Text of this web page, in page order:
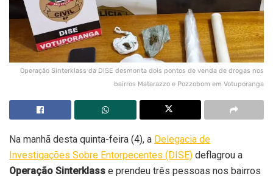
Operação Sinterklass da DISE desmonta dois pontos de venda de drogas nos
bairros Matarazzo e Pozzobom em Votuporanga
Na manhã desta quinta-feira (4), a Delegacia de
Investigações Sobre Entorpecentes (DISE) deflagrou a
Operação Sinterklass e prendeu três pessoas nos bairros